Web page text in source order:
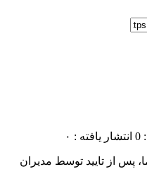
انتشار یافته : ۰
از تایید توسط مدیران